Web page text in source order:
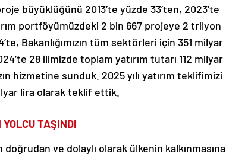
büyüklüğünü 2013’te yüzde 33’ten, 2023’te
portföyümüzdeki 2 bin 667 projeye 2 trilyon
Bakanlığımızın tüm sektörleri için 351 milyar
28 ilimizde toplam yatırım tutarı 112 milyar
hizmetine sunduk. 2025 yılı yatırım teklifimizi
lira olarak teklif ettik.
TAŞINDI
ve dolaylı olarak ülkenin kalkınmasına